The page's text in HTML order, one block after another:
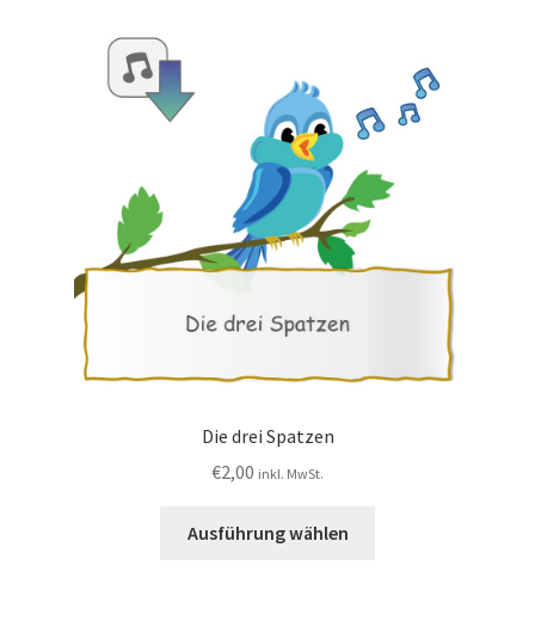
Die drei Spatzen
€2,00 inkl. MwSt.
Ausführung wählen